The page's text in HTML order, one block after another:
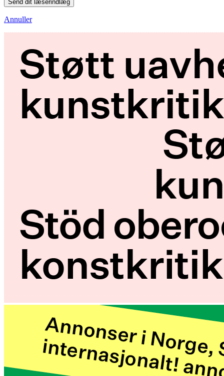
Send dit læserindlæg
Annuller